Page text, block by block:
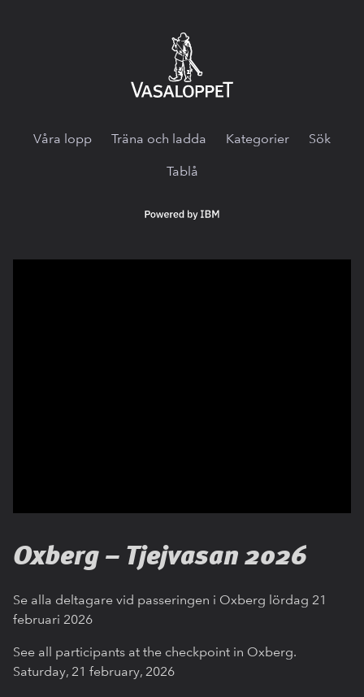
Vasaloppet.tv
Våra lopp Träna och ladda Kategorier Sök
Tablå
Powered
IBM
Oxberg – Tjejvasan 2026
Se alla deltagare vid passeringen i Oxberg lördag 21
februari 2026
See all participants at the checkpoint in Oxberg.
Saturday, 21 february, 2026